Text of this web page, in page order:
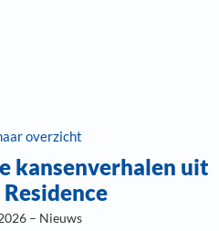
overzicht
kansenverhalen uit
– Nieuws